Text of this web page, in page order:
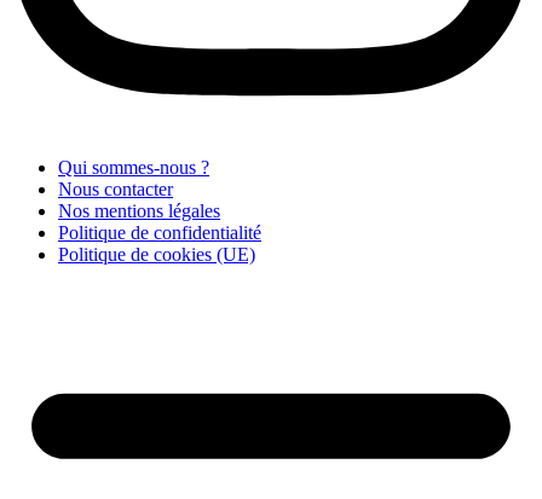
Qui sommes-nous ?
Nous contacter
Nos mentions légales
Politique de confidentialité
Politique de cookies (UE)